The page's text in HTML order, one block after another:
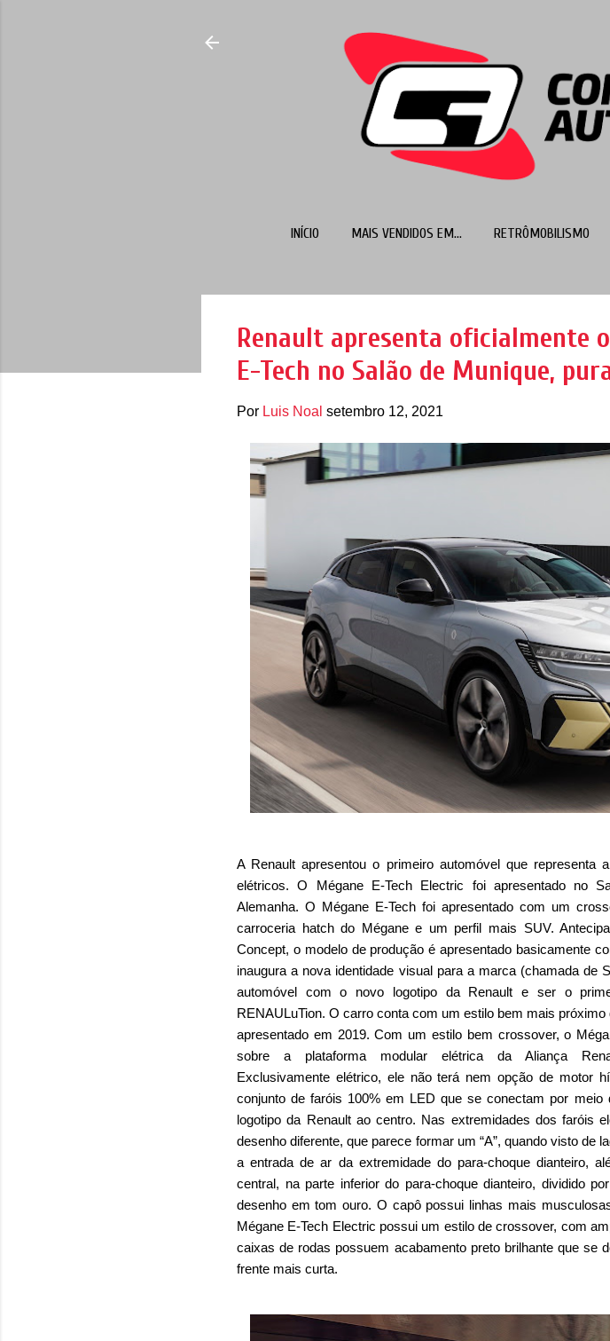
INÍCIO MAIS VENDIDOS EM... RETRÔMOBILISMO
Renault apresenta oficialmente
E-Tech no Salão de Munique,
Por Luis Noal setembro 12, 2021
A Renault apresentou o primeiro automóvel que representa
elétricos. O Mégane E-Tech Electric foi apresentado no
Alemanha. O Mégane E-Tech foi apresentado com um
carroceria hatch do Mégane e um perfil mais SUV.
Concept, o modelo de produção é apresentado basicamente
inaugura a nova identidade visual para a marca (chamada de
automóvel com o novo logotipo da Renault e ser o
RENAULuTion. O carro conta com um estilo bem mais
apresentado em 2019. Com um estilo bem crossover, o
sobre a plataforma modular elétrica da Aliança
Exclusivamente elétrico, ele não terá nem opção de motor
conjunto de faróis 100% em LED que se conectam por
logotipo da Renault ao centro. Nas extremidades dos faróis
desenho diferente, que parece formar um “A”, quando visto de
a entrada de ar da extremidade do para-choque dianteiro,
central, na parte inferior do para-choque dianteiro, dividido
desenho em tom ouro. O capô possui linhas mais
Mégane E-Tech Electric possui um estilo de crossover, com
caixas de rodas possuem acabamento preto brilhante que se
frente mais curta.